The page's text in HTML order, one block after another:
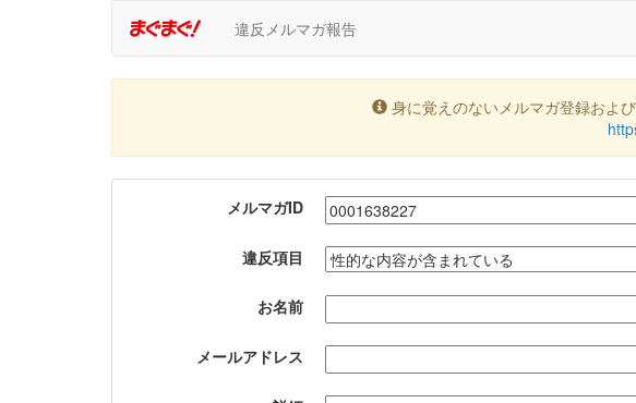
違反メルマガ報告
身に覚えのないメルマガ登録およ
メルマガID
違反項目
お名前
メールアドレス